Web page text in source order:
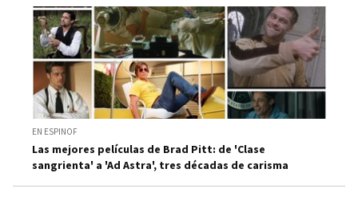
EN ESPINOF
Las mejores películas de Brad Pitt: de 'Clase
sangrienta' a 'Ad Astra', tres décadas de carisma